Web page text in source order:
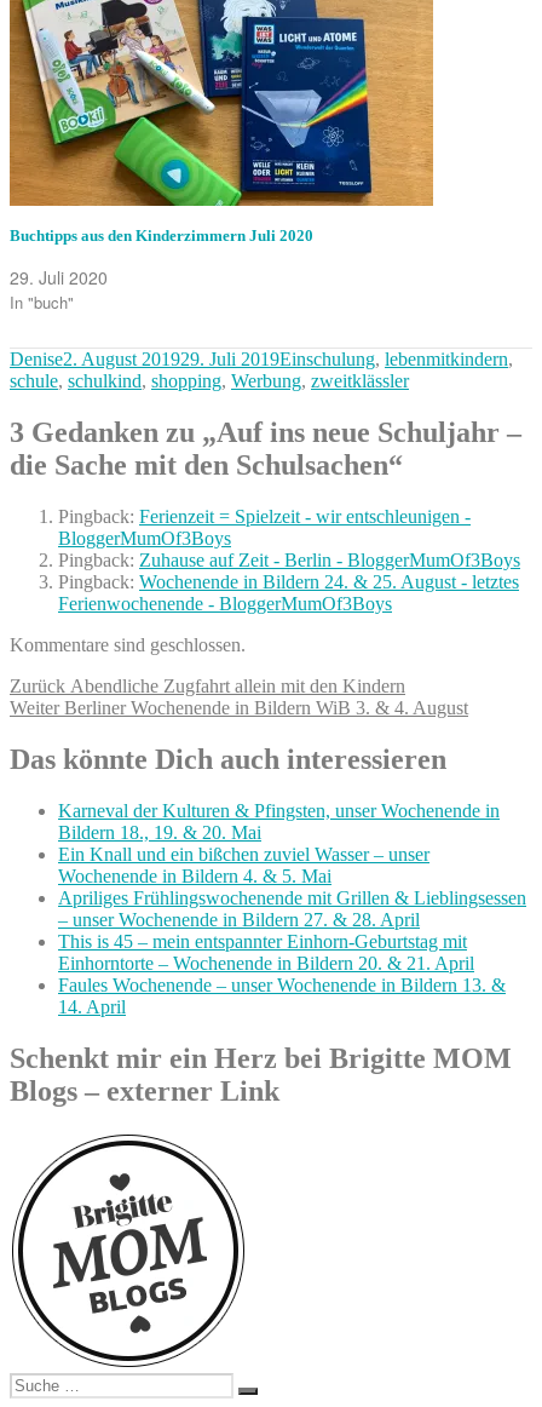
Buchtipps aus den Kinderzimmern Juli 2020
29. Juli 2020
In "buch"
Autor
DeniseVeröffentlicht
am
2. August 201929. Juli 2019Kategorien
Einschulung, lebenmitkindern,
schule, schulkind, shopping, Werbung, zweitklässler
3 Gedanken zu „Auf ins neue Schuljahr –
die Sache mit den Schulsachen“
Pingback: Ferienzeit = Spielzeit - wir entschleunigen -
BloggerMumOf3Boys
Pingback: Zuhause auf Zeit - Berlin - BloggerMumOf3Boys
Pingback: Wochenende in Bildern 24. & 25. August - letztes
Ferienwochenende - BloggerMumOf3Boys
Kommentare sind geschlossen.
Beitragsnavigation
Zurück Vorheriger
Beitrag:
Abendliche Zugfahrt allein mit den Kindern
Weiter Nächster
Berliner Wochenende in Bildern WiB 3. & 4. August
Das könnte Dich auch interessieren
Karneval der Kulturen & Pfingsten, unser Wochenende in
Bildern 18., 19. & 20. Mai
Ein Knall und ein bißchen zuviel Wasser – unser
Wochenende in Bildern 4. & 5. Mai
Apriliges Frühlingswochenende mit Grillen & Lieblingsessen
– unser Wochenende in Bildern 27. & 28. April
This is 45 – mein entspannter Einhorn-Geburtstag mit
Einhorntorte – Wochenende in Bildern 20. & 21. April
Faules Wochenende – unser Wochenende in Bildern 13. &
14. April
Schenkt mir ein Herz bei Brigitte MOM
Blogs – externer Link
Suche
Suchen